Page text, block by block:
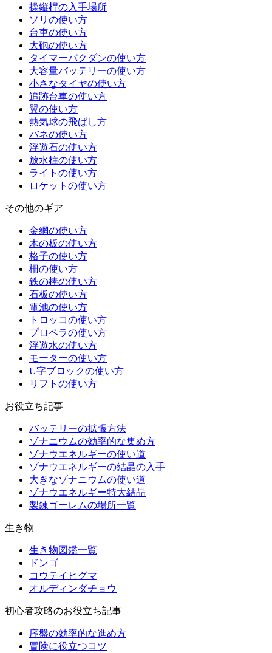
操縦桿の入手場所
ソリの使い方
台車の使い方
大砲の使い方
タイマーバクダンの使い方
大容量バッテリーの使い方
小さなタイヤの使い方
追跡台車の使い方
翼の使い方
熱気球の飛ばし方
バネの使い方
浮遊石の使い方
放水柱の使い方
ライトの使い方
ロケットの使い方
その他のギア
金網の使い方
木の板の使い方
格子の使い方
柵の使い方
鉄の棒の使い方
石板の使い方
電池の使い方
トロッコの使い方
プロペラの使い方
浮遊水の使い方
モーターの使い方
U字ブロックの使い方
リフトの使い方
お役立ち記事
バッテリーの拡張方法
ゾナニウムの効率的な集め方
ゾナウエネルギーの使い道
ゾナウエネルギーの結晶の入手
大きなゾナニウムの使い道
ゾナウエネルギー特大結晶
製錬ゴーレムの場所一覧
生き物
生き物図鑑一覧
ドンゴ
コウテイヒグマ
オルディンダチョウ
初心者攻略のお役立ち記事
序盤の効率的な進め方
冒険に役立つコツ